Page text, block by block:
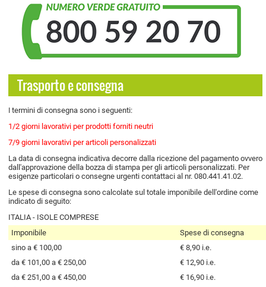
Trasporto e consegna
termini di consegna sono i seguenti:
1/2 giorni lavorativi per prodotti forniti neutri
7/9 giorni lavorativi per articoli personalizzati
La data di consegna indicativa decorre dalla ricezione del pagamento ovvero
dall'approvazione della bozza di stampa per gli articoli personalizzati. Per
esigenze particolari o consegne urgenti contattaci al nr. 080.441.41.02.
Le spese di consegna sono calcolate sul totale imponibile dell'ordine come
indicato di seguito:
ITALIA - ISOLE COMPRESE
Imponibile
Spese di consegna
sino a € 100,00
€ 8,90 i.e.
da € 101,00 a € 250,00
€ 12,90 i.e.
da € 251,00 a € 450,00
€ 16,90 i.e.